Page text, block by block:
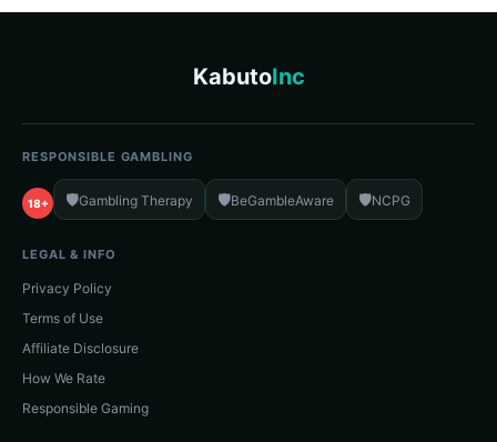
KabutoInc
RESPONSIBLE GAMBLING
18+ 🛡️Gambling Therapy 🛡️BeGambleAware 🛡️NCPG
LEGAL & INFO
Privacy Policy
Terms of Use
Affiliate Disclosure
How We Rate
Responsible Gaming